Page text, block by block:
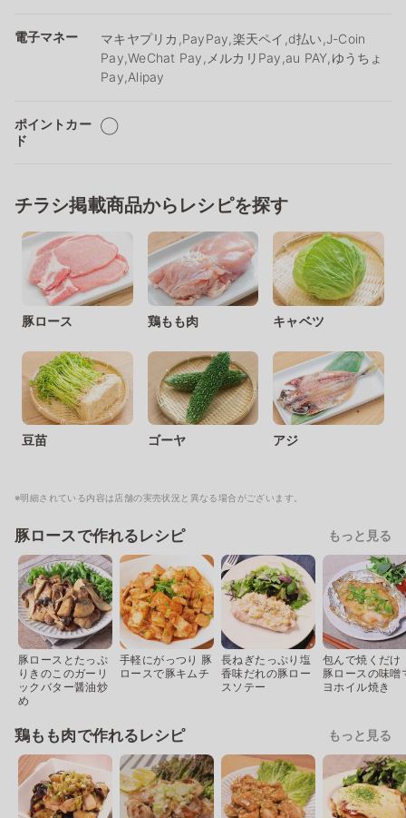
電子マネー
マキヤプリカ,PayPay,楽天ペイ,d払い,J-Coin
Pay,WeChat Pay,メルカリPay,au PAY,ゆうちょ
Pay,Alipay
ポイントカー
ド
◯
チラシ掲載商品からレシピを探す
豚ロース 鶏もも肉 キャベツ
豆苗 ゴーヤ アジ
※明細されている内容は店舗の実売状況と異なる場合がございます。
豚ロースで作れるレシピ もっと見る
豚ロースとたっぷ
りきのこのガーリ
ックバター醤油炒
め
手軽にがっつり 豚
ロースで豚キムチ
長ねぎたっぷり塩
香味だれの豚ロー
スソテー
包んで焼くだけ
豚ロースの味噌
ヨホイル焼き
鶏もも肉で作れるレシピ もっと見る